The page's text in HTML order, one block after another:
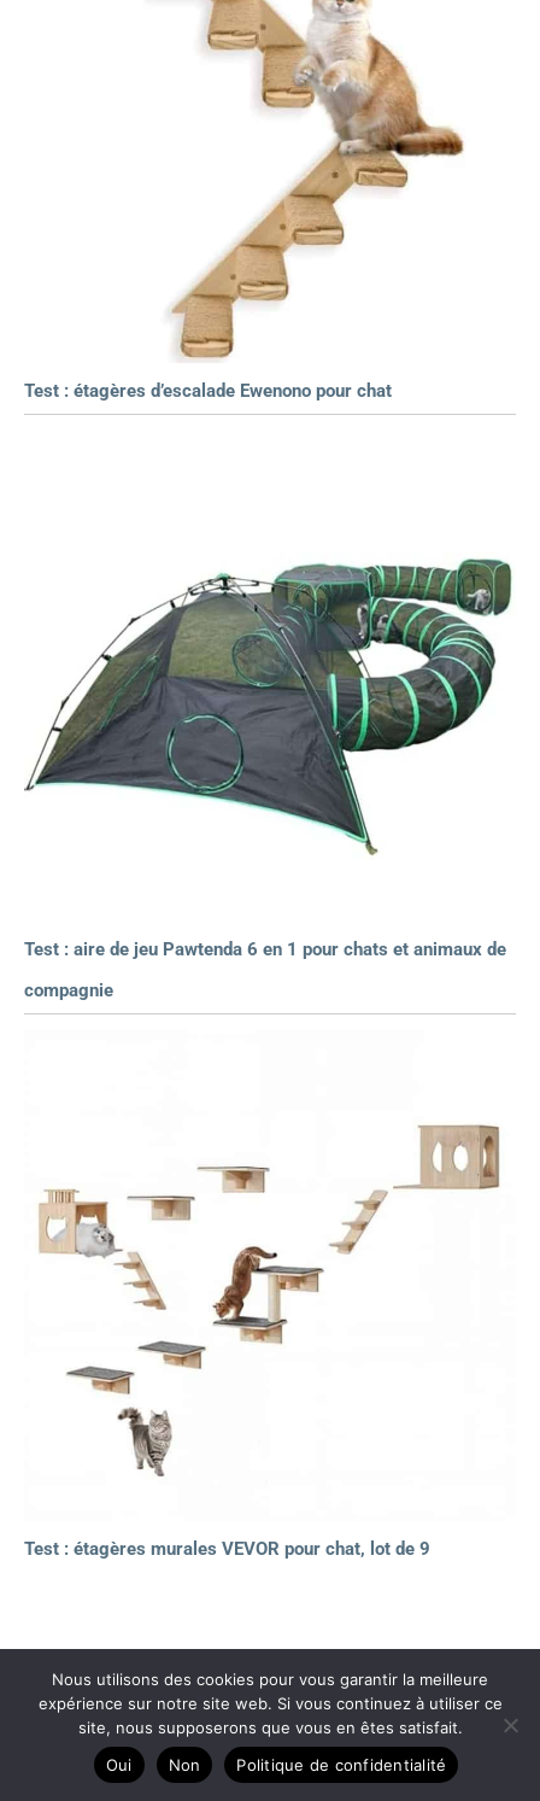
Test : étagères d’escalade Ewenono pour chat
Test : aire de jeu Pawtenda 6 en 1 pour chats et animaux de
compagnie
Test : étagères murales VEVOR pour chat, lot de 9
A propos
Contact
Plan du site
Nous utilisons des cookies pour vous garantir la meilleure
expérience sur notre site web. Si vous continuez à utiliser ce
site, nous supposerons que vous en êtes satisfait.
Oui
Non Politique de confidentialité